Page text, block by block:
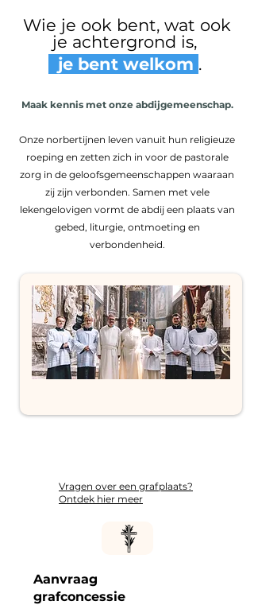
Wie je ook bent, wat ook
je achtergrond is,
je bent welkom .
​​​Maak kennis met onze abdijgemeenschap.
​Onze norbertijnen leven vanuit hun religieuze
roeping en zetten zich in voor de pastorale
zorg in de geloofsgemeenschappen waaraan
zij zijn verbonden. Samen met vele
lekengelovigen vormt de abdij een plaats van
gebed, liturgie, ontmoeting en
verbondenheid.
Vragen over een grafplaats?
Ontdek hier meer
Aanvraag
grafconcessie